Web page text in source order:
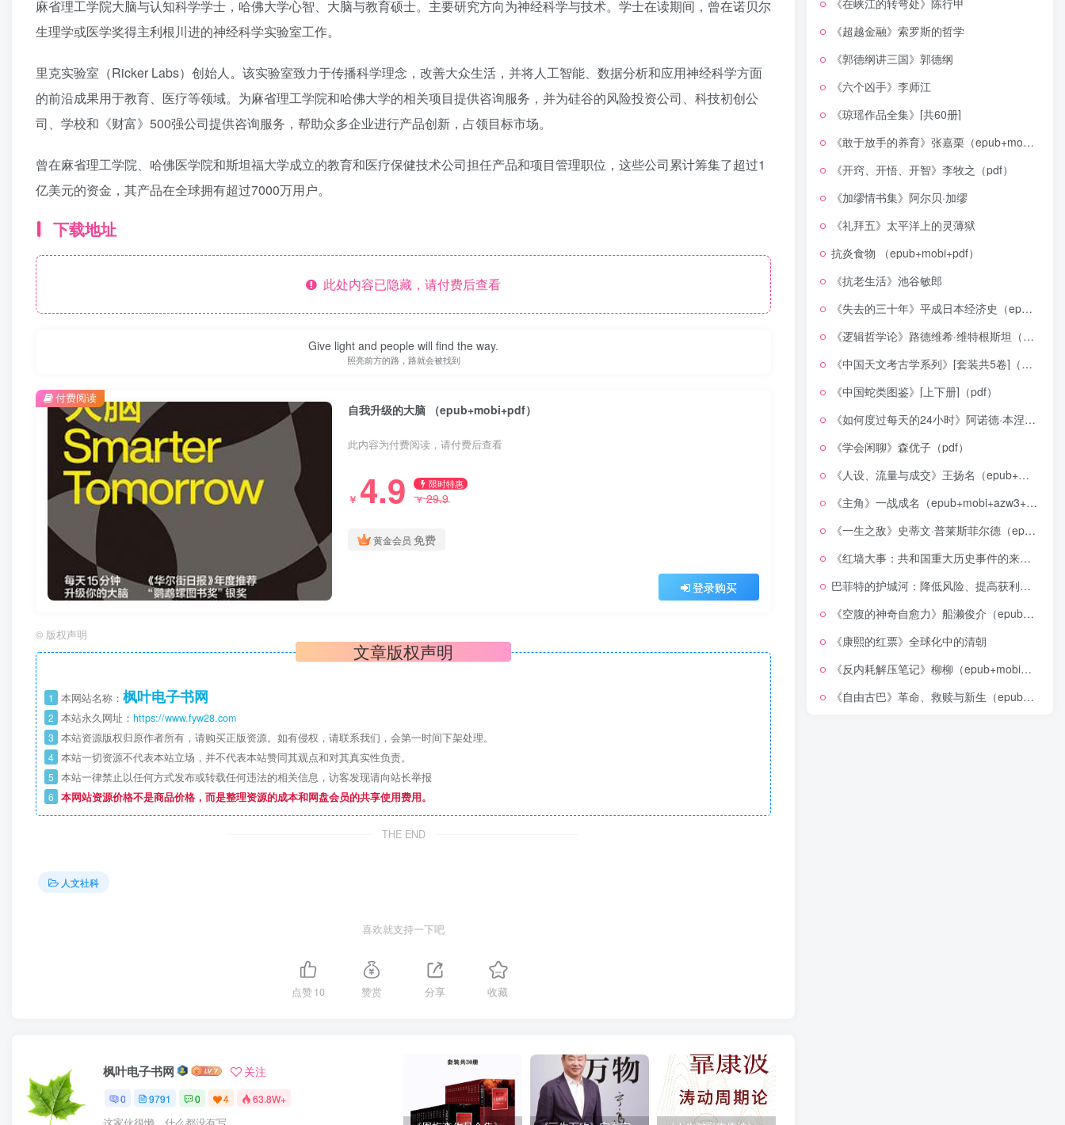
麻省理工学院大脑与认知科学学士，哈佛大学心智、大脑与教育硕士。主要研究方向为神经科学与技术。学士在读期间，曾在诺贝尔
生理学或医学奖得主利根川进的神经科学实验室工作。
里克实验室（Ricker Labs）创始人。该实验室致力于传播科学理念，改善大众生活，并将人工智能、数据分析和应用神经科学方面
的前沿成果用于教育、医疗等领域。为麻省理工学院和哈佛大学的相关项目提供咨询服务，并为硅谷的风险投资公司、科技初创公
司、学校和《财富》500强公司提供咨询服务，帮助众多企业进行产品创新，占领目标市场。
曾在麻省理工学院、哈佛医学院和斯坦福大学成立的教育和医疗保健技术公司担任产品和项目管理职位，这些公司累计筹集了超过1
亿美元的资金，其产品在全球拥有超过7000万用户。
下载地址
此处内容已隐藏，请付费后查看
Give light and people will find the way.
照亮前方的路，路就会被找到
自我升级的大脑 （epub+mobi+pdf）
此内容为付费阅读，请付费后查看
￥ 4.9 限时特惠
￥29.9
黄金会员 免费
登录购买
付费阅读
© 版权声明
文章版权声明
1 本网站名称： 枫叶电子书网
2 本站永久网址： https://www.fyw28.com
3 本站资源版权归原作者所有，请购买正版资源。如有侵权，请联系我们，会第一时间下架处理。
4 本站一切资源不代表本站立场，并不代表本站赞同其观点和对其真实性负责。
5 本站一律禁止以任何方式发布或转载任何违法的相关信息，访客发现请向站长举报
6 本网站资源价格不是商品价格，而是整理资源的成本和网盘会员的共享使用费用。
THE END
人文社科
喜欢就支持一下吧
点赞10 赞赏 分享 收藏
枫叶电子书网 关注
0 9791 0 4 63.8W+
《在峡江的转弯处》陈行甲
《超越金融》索罗斯的哲学
《郭德纲讲三国》郭德纲
《六个凶手》李师江
《琼瑶作品全集》[共60册]
《敢于放手的养育》张嘉栗（epub+mobi+azw3+pdf）
《开窍、开悟、开智》李牧之（pdf）
《加缪情书集》阿尔贝·加缪
《礼拜五》太平洋上的灵薄狱
抗炎食物 （epub+mobi+pdf）
《抗老生活》池谷敏郎
《失去的三十年》平成日本经济史（epub+mobi+azw3+pdf）
《逻辑哲学论》路德维希·维特根斯坦（epub+mobi+azw3+pdf）
《中国天文考古学系列》[套装共5卷]（epub+mobi+azw3+pdf）
《中国蛇类图鉴》[上下册]（pdf）
《如何度过每天的24小时》阿诺德·本涅特（epub+mobi+azw3+pdf）
《学会闲聊》森优子（pdf）
《人设、流量与成交》王扬名（epub+mobi+azw3+pdf）
《主角》一战成名（epub+mobi+azw3+pdf）
《一生之敌》史蒂文·普莱斯菲尔德（epub+mobi+azw3+pdf）
《红墙大事：共和国重大历史事件的来龙去脉》（全二册）（pdf）
巴菲特的护城河：降低风险、提高获利的股市真规则(epub+azw3+mobi)
《空腹的神奇自愈力》船濑俊介（epub+mobi+azw3+pdf）
《康熙的红票》全球化中的清朝
《反内耗解压笔记》柳柳（epub+mobi+azw3+pdf）
《自由古巴》革命、救赎与新生（epub+mobi+azw3+pdf）